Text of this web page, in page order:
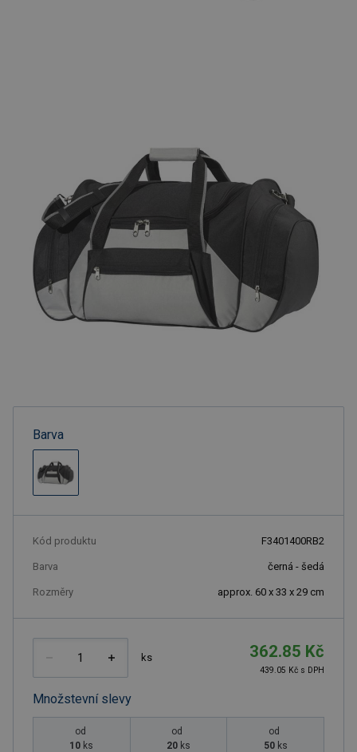
Barva
Kód produktu F3401400RB2
Barva černá - šedá
Rozměry approx. 60 x 33 x 29 cm
ks 362.85 Kč
439.05 Kč s DPH
Množstevní slevy
od
10 ks
od
20 ks
od
50 ks